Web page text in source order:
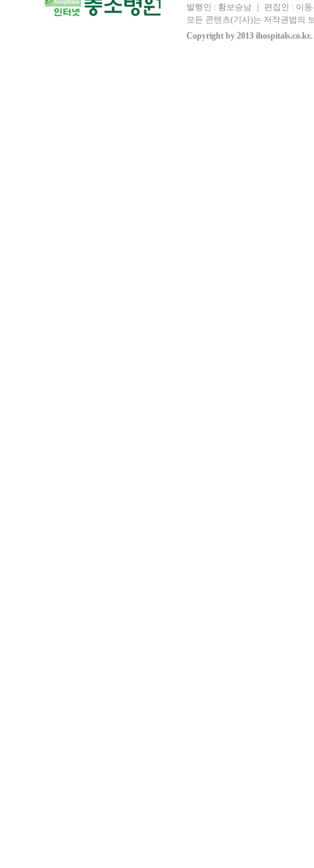
발행인 : 황보승남 ｜ 편집인 : 이
모든 콘텐츠(기사)는 저작권법의
Copyright by 2013 ihospitals.co.kr.